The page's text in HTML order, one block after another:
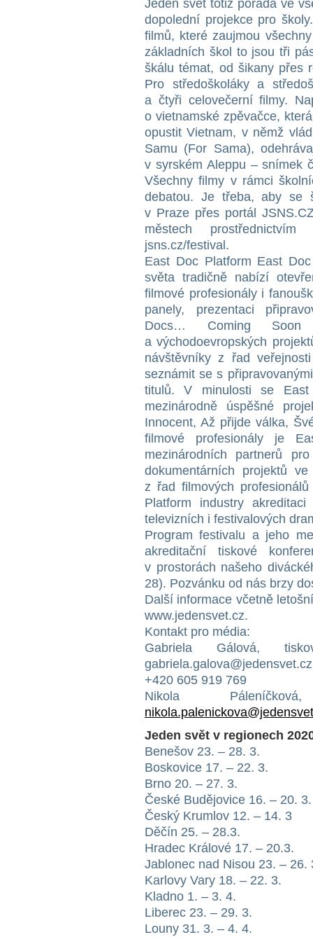
Jeden svět totiž pořádá ve
dopolední projekce pro
filmů, které zaujmou
základních škol to jsou tři
škálu témat, od šikany přes
Pro středoškoláky a
a čtyři celovečerní filmy.
o vietnamské zpěvačce,
opustit Vietnam, v němž
Samu (For Sama),
v syrském Aleppu – snímek
Všechny filmy v rámci
debatou. Je třeba, aby se
v Praze přes portál
městech
jsns.cz/festival.
East Doc Platform East
světa tradičně nabízí
filmové profesionály i
panely, prezentaci
Docs… Coming
a východoevropských
návštěvníky z řad
seznámit se s
titulů. V minulosti se
mezinárodně úspěšné
Innocent, Až přijde válka,
filmové profesionály je
mezinárodních partnerů
dokumentárních projektů
z řad filmových
Platform industry
televizních i festivalových
Program festivalu a jeho
akreditační tiskové
v prostorách našeho
28). Pozvánku od nás brzy
Další informace včetně
www.jedensvet.cz.
Kontakt pro média:
Gabriela Gálová,
+420 605 919 769
Nikola
Jeden svět v regionech
Benešov 23. – 28. 3.
Boskovice 17. – 22. 3.
Brno 20. – 27. 3.
České Budějovice 16. – 20. 3.
Český Krumlov 12. – 14. 3
Děčín 25. – 28.3.
Hradec Králové 17. – 20.3.
Jablonec nad Nisou 23. – 26.
Karlovy Vary 18. – 22. 3.
Kladno 1. – 3. 4.
Liberec 23. – 29. 3.
Louny 31. 3. – 4. 4.